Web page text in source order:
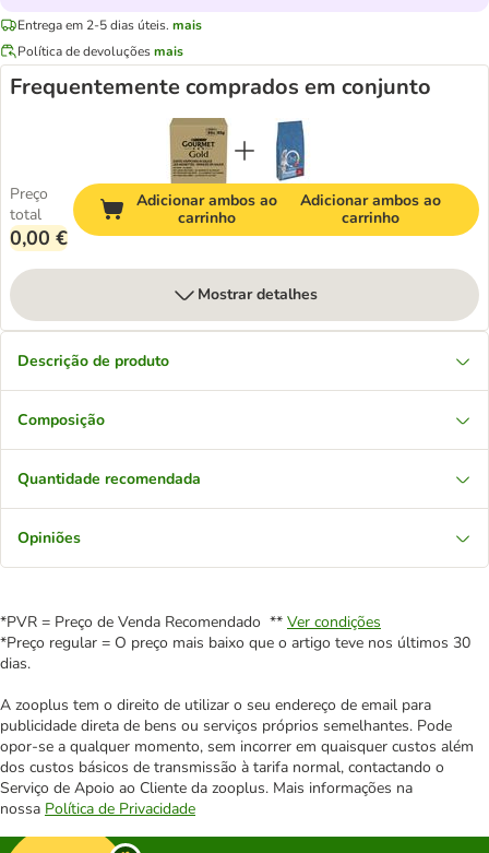
Entrega em 2-5 dias úteis. mais
Política de devoluçõesmais
Frequentemente comprados em conjunto
Preço
total
0,00 €
Adicionar ambos ao
carrinho
Adicionar ambos ao
carrinho
Mostrar detalhes
Descrição de produto
Composição
Quantidade recomendada
Opiniões
*PVR = Preço de Venda Recomendado ** Ver condições
*Preço regular = O preço mais baixo que o artigo teve nos últimos 30
dias.
A zooplus tem o direito de utilizar o seu endereço de email para
publicidade direta de bens ou serviços próprios semelhantes. Pode
opor-se a qualquer momento, sem incorrer em quaisquer custos além
dos custos básicos de transmissão à tarifa normal, contactando o
Serviço de Apoio ao Cliente da zooplus. Mais informações na
nossa Política de Privacidade